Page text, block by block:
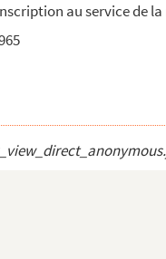
des ...
le...
au service de